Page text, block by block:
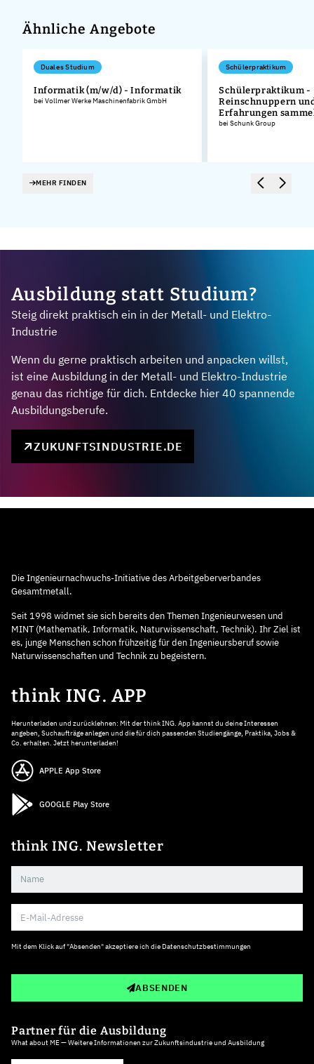
Ähnliche Angebote
Duales Studium
Informatik (m/w/d) - Informatik
bei Vollmer Werke Maschinenfabrik GmbH
Schülerpraktikum
Schülerpraktikum -
Reinschnuppern
Erfahrungen
bei Schunk Group
MEHR FINDEN
Ausbildung statt Studium?
Steig direkt praktisch ein in der Metall- und Elektro-
Industrie
Wenn du gerne praktisch arbeiten und anpacken willst,
ist eine Ausbildung in der Metall- und Elektro-Industrie
genau das richtige für dich. Entdecke hier 40 spannende
Ausbildungsberufe.
ZUKUNFTSINDUSTRIE.DE
Die Ingenieurnachwuchs-Initiative des Arbeitgeberverbandes
Gesamtmetall.
Seit 1998 widmet sie sich bereits den Themen Ingenieurwesen und
MINT (Mathematik, Informatik, Naturwissenschaft, Technik). Ihr Ziel ist
es, junge Menschen schon frühzeitig für den Ingenieursberuf sowie
Naturwissenschaften und Technik zu begeistern.
think ING. APP
Herunterladen und zurücklehnen: Mit der think ING. App kannst du deine Interessen
angeben, Suchaufträge anlegen und die für dich passenden Studiengänge, Praktika, Jobs &
Co. erhalten. Jetzt herunterladen!
APPLE App Store
GOOGLE Play Store
think ING. Newsletter
Mit dem Klick auf "Absenden" akzeptiere ich die Datenschutzbestimmungen
ABSENDEN
Partner für die Ausbildung
What about ME — Weitere Informationen zur Zukunftsindustrie und Ausbildung